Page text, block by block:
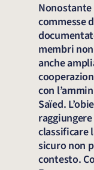
commesse
membri
anche
con
Saïed.
classificare
sicuro non
contesto.